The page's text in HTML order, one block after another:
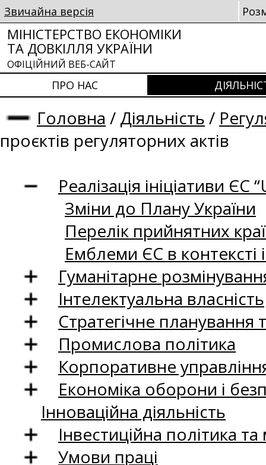
Звичайна версія
МІНІСТЕРСТВО ЕКОНОМІКИ
ТА ДОВКІЛЛЯ УКРАЇНИ
ОФІЦІЙНИЙ ВЕБ-САЙТ
ПРО НАС
Головна / Діяльність /
проєктів регуляторних актів
Реалізація ініціативи ЄС
Зміни до Плану України
Перелік прийнятних
Емблеми ЄС в контексті
Гуманітарне
Інтелектуальна власність
Стратегічне
Промислова політика
Корпоративне
Економіка оборони і
Інноваційна діяльність
Інвестиційна політика
Умови праці